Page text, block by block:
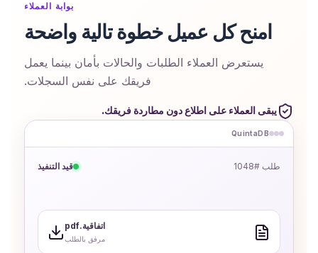
بوابة العملاء
امنح كل عميل خطوة تالية واضحة
يستعرض العملاء الطلبات والحالات بأمان بينما يعمل
فريقك على نفس السجلات.
يبقى العملاء على اطلاع دون مطاردة فريقك.
QuintaDB
طلب #1048 قيد التنفيذ
اتفاقية.pdf
مرفق بالطلب